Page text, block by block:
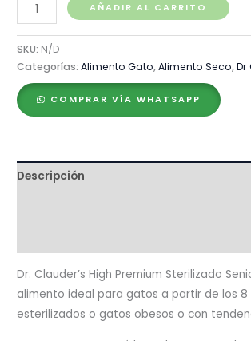
Clauder's
High
Premium
Sterilised
Senior
AÑADIR AL CARRITO
SKU: N/D
Categorías:Alimento Gato,Alimento Seco,Dr
COMPRAR VÍA WHATSAPP
Descripción
Dr. Clauder’s High Premium Sterilizado
alimento ideal para gatos a partir de los 8
esterilizados o gatos obesos o con